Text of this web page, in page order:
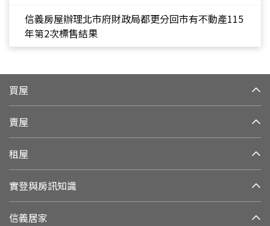
信義房屋辦理北市府財政局都更分回市有不動產115
年第2次標售結果
買屋
賣屋
租屋
實登與房訊知識
信義居家